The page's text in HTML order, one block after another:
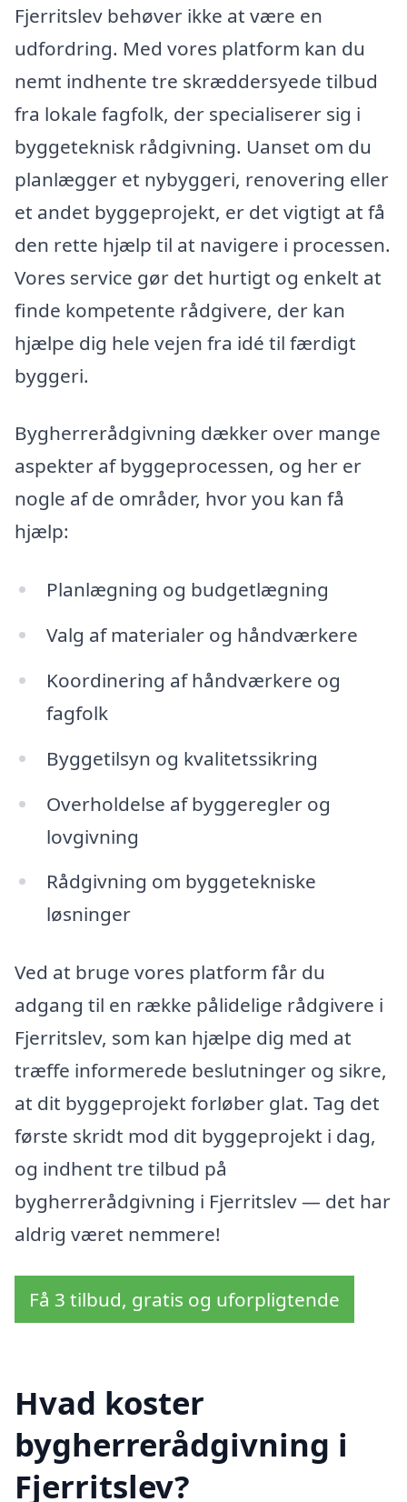
Fjerritslev behøver ikke at være en
udfordring. Med vores platform kan du
nemt indhente tre skræddersyede tilbud
fra lokale fagfolk, der specialiserer sig i
byggeteknisk rådgivning. Uanset om du
planlægger et nybyggeri, renovering eller
et andet byggeprojekt, er det vigtigt at få
den rette hjælp til at navigere i processen.
Vores service gør det hurtigt og enkelt at
finde kompetente rådgivere, der kan
hjælpe dig hele vejen fra idé til færdigt
byggeri.
Bygherrerådgivning dækker over mange
aspekter af byggeprocessen, og her er
nogle af de områder, hvor you kan få
hjælp:
Planlægning og budgetlægning
Valg af materialer og håndværkere
Koordinering af håndværkere og
fagfolk
Byggetilsyn og kvalitetssikring
Overholdelse af byggeregler og
lovgivning
Rådgivning om byggetekniske
løsninger
Ved at bruge vores platform får du
adgang til en række pålidelige rådgivere i
Fjerritslev, som kan hjælpe dig med at
træffe informerede beslutninger og sikre,
at dit byggeprojekt forløber glat. Tag det
første skridt mod dit byggeprojekt i dag,
og indhent tre tilbud på
bygherrerådgivning i Fjerritslev — det har
aldrig været nemmere!
Få 3 tilbud, gratis og uforpligtende
Hvad koster
bygherrerådgivning i
Fjerritslev?